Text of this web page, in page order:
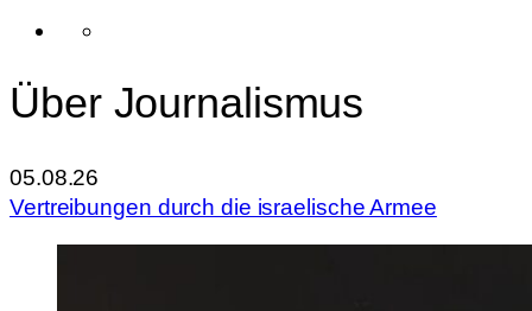
Über Journalismus
05.08.26
Vertreibungen durch die israelische Armee